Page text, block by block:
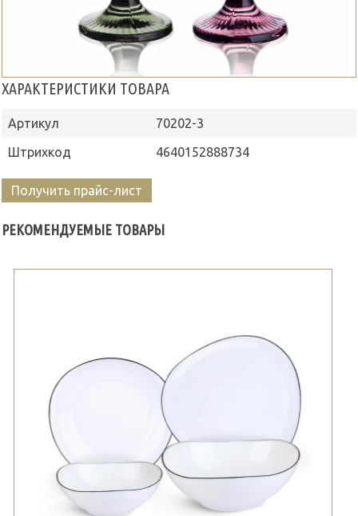
ХАРАКТЕРИСТИКИ ТОВАРА
Артикул
70202-3
Штрихкод
4640152888734
Получить прайс-лист
РЕКОМЕНДУЕМЫЕ ТОВАРЫ